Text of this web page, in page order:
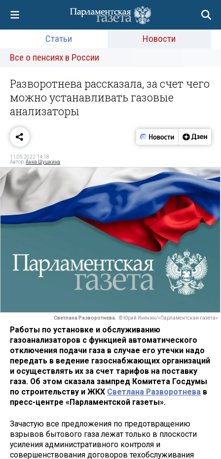
Статьи
Новости
Все о пенсиях в России
Разворотнева рассказала, за счет чего
можно устанавливать газовые
анализаторы
11.05.2022 14:18
Автор:Анна Шушкина
Светлана Разворотнева. © Юрий Инякин/«Парламентская газета»
Работы по установке и обслуживанию
газоанализаторов с функцией автоматического
отключения подачи газа в случае его утечки надо
передать в ведение газоснабжающих организаций
и осуществлять их за счет тарифов на поставку
газа. Об этом сказала зампред Комитета Госдумы
по строительству и ЖКХ Светлана Разворотнева в
пресс-центре «Парламентской газеты».
Зачастую все предложения по предотвращению
взрывов бытового газа лежат только в плоскости
усиления административного контроля и
совершенствования договоров техобслуживания